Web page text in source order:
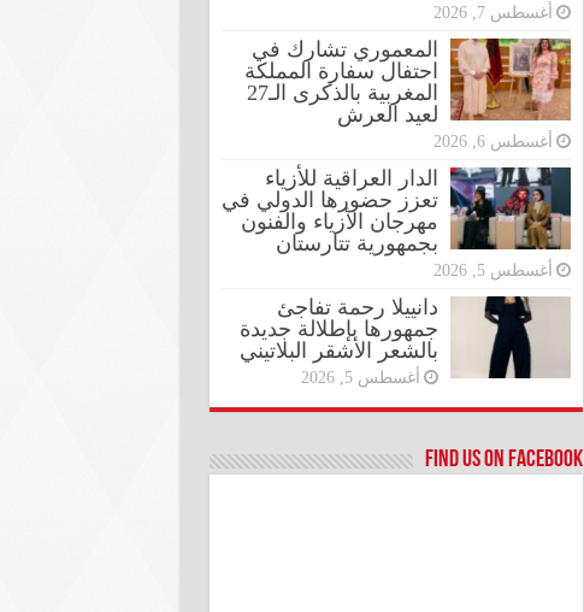
أغسطس 7, 2026
المعموري تشارك في
احتفال سفارة المملكة
المغربية بالذكرى الـ27
لعيد العرش
أغسطس 6, 2026
الدار العراقية للأزياء
تعزز حضورها الدولي في
مهرجان الأزياء والفنون
بجمهورية تتارستان
أغسطس 5, 2026
دانييلا رحمة تفاجئ
جمهورها بإطلالة جديدة
بالشعر الأشقر البلاتيني
أغسطس 5, 2026
Find us on Facebook